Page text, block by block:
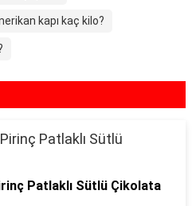
kapı kaç kilo?
Patlaklı Sütlü Çikolata